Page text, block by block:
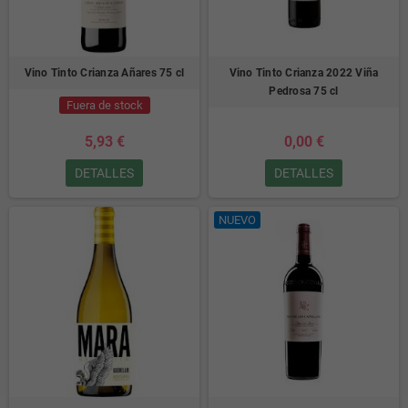
Vino Tinto Crianza Añares 75 cl
Fuera de stock
5,93 €
DETALLES
Vino Tinto Crianza 2022 Viña
Pedrosa 75 cl
0,00 €
DETALLES
NUEVO